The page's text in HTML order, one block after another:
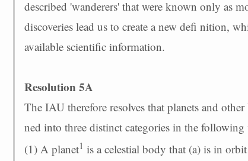
described 'wanderers' that were known only as
discoveries lead us to create a new defi nition,
available scientific information.
Resolution 5A
The IAU therefore resolves that planets and
ned into three distinct categories in the following
(1) A planet1 is a celestial body that (a) is in